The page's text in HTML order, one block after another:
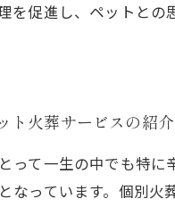
を促進し、ペットと
ト火葬サービスの紹介
って一生の中でも特
なっています。個別